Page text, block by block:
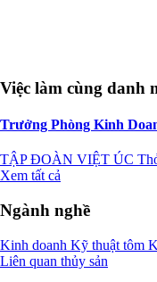
Việc làm cùng danh
Trưởng Phòng Kinh
TẬP ĐOÀN VIỆT ÚC
Xem tất cả
Ngành nghề
Kinh doanh Kỹ thuật tôm
Liên quan thủy sản